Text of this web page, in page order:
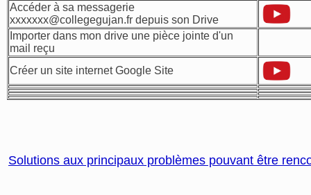
Accéder à sa messagerie
xxxxxxx@collegegujan.fr depuis son Drive
Importer dans mon drive une pièce jointe d'un
mail reçu
Créer un site internet Google Site
Solutions aux principaux problèmes pouvant être